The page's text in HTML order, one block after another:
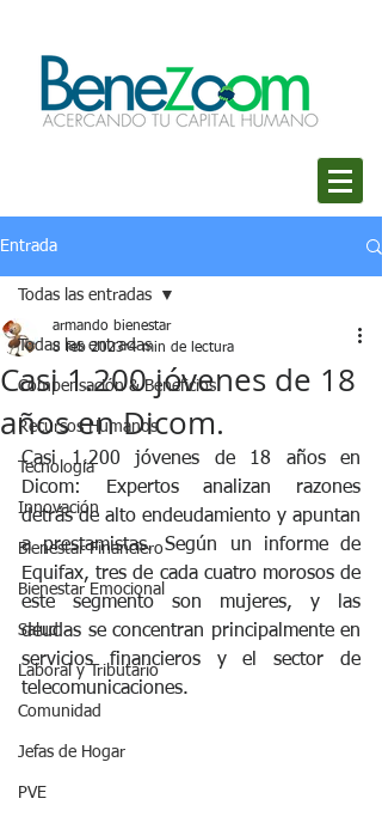
Entrada
Todas las entradas
Compensación & Beneficios
Recursos Humanos
Tecnología
Innovación
Bienestar Financiero
Bienestar Emocional
Salud
Laboral y Tributario
Comunidad
Jefas de Hogar
PVE
Todas las entradas
Casi 1.200 jóvenes de 18
años en Dicom.
armando bienestar
8 feb 2023 4 min de lectura
Casi 1.200 jóvenes de 18 años en
Dicom: Expertos analizan razones
detrás de alto endeudamiento y apuntan
a prestamistas. Según un informe de
Equifax, tres de cada cuatro morosos de
este segmento son mujeres, y las
deudas se concentran principalmente en
servicios financieros y el sector de
telecomunicaciones.